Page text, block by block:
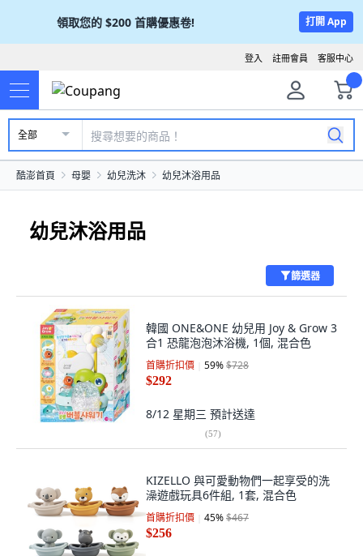
領取您的 $200 首購優惠卷! 打開 App
客服中心
註冊會員
登入
全部
酷澎首頁 母嬰 幼兒洗沐 幼兒沐浴用品
幼兒沐浴用品
篩選器
韓國 ONE&ONE 幼兒用 Joy & Grow 3
合1 恐龍泡泡沐浴機, 1個, 混合色
首購折扣價 59%$728
$292
8/12 星期三 預計送達
(57)
KIZELLO 與可愛動物們一起享受的洗
澡遊戲玩具6件組, 1套, 混合色
首購折扣價 45%$467
$256